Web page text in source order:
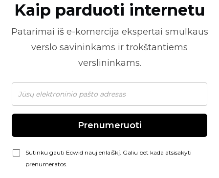
Kaip parduoti internetu
Patarimai iš e-komercija ekspertai smulkaus
verslo savininkams ir trokštantiems
verslininkams.
Prenumeruoti
Sutinku gauti Ecwid naujienlaiškį. Galiu bet kada atsisakyti
prenumeratos.